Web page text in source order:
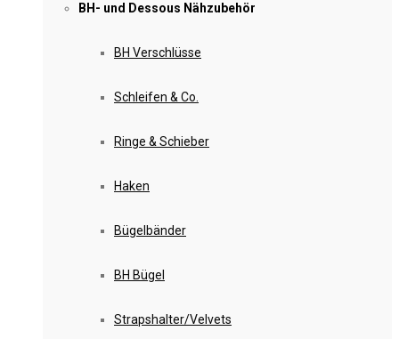
BH- und Dessous Nähzubehör
BH Verschlüsse
Schleifen & Co.
Ringe & Schieber
Haken
Bügelbänder
BH Bügel
Strapshalter/Velvets